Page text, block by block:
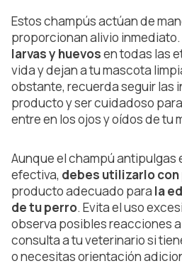
Estos champús actúan de
proporcionan alivio inmediato.
larvas y huevosen todas las
vida y dejan a tu mascota
obstante, recuerda seguir las
producto y ser cuidadoso
entre en los ojos y oídos de tu
Aunque el champú antipulgas
efectiva, debes utilizarlo
producto adecuado para la
de tu perro. Evita el uso
observa posibles reacciones
consulta a tu veterinario si
o necesitas orientación